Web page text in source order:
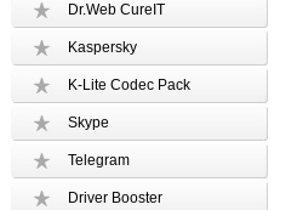
Dr.Web CureIT
Kaspersky
K-Lite Codec Pack
Skype
Telegram
Driver Booster